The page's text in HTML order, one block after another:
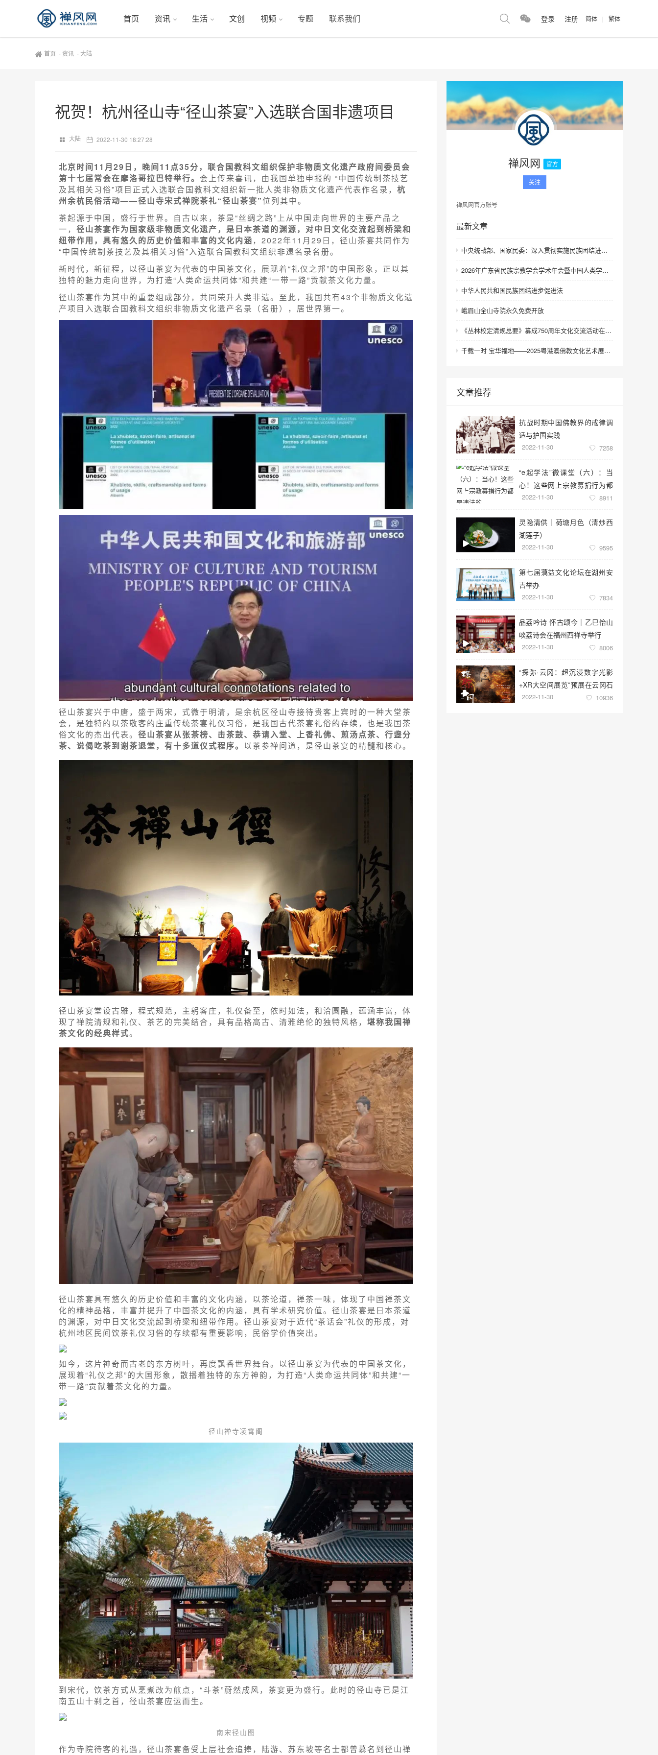
首页 资讯 生活 文创 视频 专题 联系我们 登录 注册 简体 | 繁体
首页 - 资讯 -大陆
祝贺！杭州径山寺“径山茶宴”入选联合国非遗项目
大陆 2022-11-30 18:27:28
北京时间11月29日，晚间11点35分，联合国教科文组织保护非物质文化遗产政府间委员会
第十七届常会在摩洛哥拉巴特举行。 会上传来喜讯，由我国单独申报的 “中国传统制茶技艺
及其相关习俗”项目正式入选联合国教科文组织新一批人类非物质文化遗产代表作名录， 杭
州余杭民俗活动——径山寺宋式禅院茶礼“径山茶宴”位列其中。
茶起源于中国，盛行于世界。自古以来，茶是“丝绸之路”上从中国走向世界的主要产品之
一， 径山茶宴作为国家级非物质文化遗产，是日本茶道的渊源，对中日文化交流起到桥梁和
纽带作用，具有悠久的历史价值和丰富的文化内涵 ，2022年11月29日，径山茶宴共同作为
“中国传统制茶技艺及其相关习俗”入选联合国教科文组织非遗名录名册。
新时代，新征程，以径山茶宴为代表的中国茶文化，展现着“礼仪之邦”的中国形象，正以其
独特的魅力走向世界，为打造“人类命运共同体”和共建“一带一路”贡献茶文化力量。
径山茶宴作为其中的重要组成部分，共同荣升人类非遗。至此，我国共有43个非物质文化遗
产项目入选联合国教科文组织非物质文化遗产名录（名册），居世界第一。
径山茶宴兴于中唐，盛于两宋，式微于明清，是余杭区径山寺接待贵客上宾时的一种大堂茶
会，是独特的以茶敬客的庄重传统茶宴礼仪习俗，是我国古代茶宴礼俗的存续，也是我国茶
俗文化的杰出代表。 径山茶宴从张茶榜、击茶鼓、恭请入堂、上香礼佛、煎汤点茶、行盏分
茶、说偈吃茶到谢茶退堂，有十多道仪式程序。 以茶参禅问道，是径山茶宴的精髓和核心。
径山茶宴堂设古雅，程式规范，主躬客庄，礼仪备至，依时如法，和洽圆融，蕴涵丰富，体
现了禅院清规和礼仪、茶艺的完美结合，具有品格高古、清雅绝伦的独特风格， 堪称我国禅
茶文化的经典样式。
径山茶宴具有悠久的历史价值和丰富的文化内涵，以茶论道，禅茶一味，体现了中国禅茶文
化的精神品格，丰富并提升了中国茶文化的内涵，具有学术研究价值。径山茶宴是日本茶道
的渊源，对中日文化交流起到桥梁和纽带作用。径山茶宴对于近代“茶话会”礼仪的形成，对
杭州地区民间饮茶礼仪习俗的存续都有重要影响，民俗学价值突出。
如今，这片神奇而古老的东方树叶，再度飘香世界舞台。以径山茶宴为代表的中国茶文化，
展现着“礼仪之邦”的大国形象，散播着独特的东方神韵，为打造“人类命运共同体”和共建“一
带一路”贡献着茶文化的力量。
径山禅寺凌霄阁
到宋代，饮茶方式从烹煮改为煎点，“斗茶”蔚然成风，茶宴更为盛行。此时的径山寺已是江
南五山十刹之首，径山茶宴应运而生。
南宋径山图
作为寺院待客的礼遇，径山茶宴备受上层社会追捧，陆游、苏东坡等名士都曾慕名到径山禅
禅风网 官方
关注
禅风网官方账号
最新文章
中央统战部、国家民委：深入贯彻实施民族团结进步促进法 进一步增强中华民族凝聚力向心力
2026年广东省民族宗教学会学术年会暨中国人类学民族学研究会城市民族工作研究专业委员会更名会议在深圳召开
中华人民共和国民族团结进步促进法
峨眉山全山寺院永久免费开放
《丛林校定清规总要》纂成750周年文化交流活动在浙江金华举行
千载一时 宝华福地——2025粤港澳佛教文化艺术展在港澳成功举办
文章推荐
抗战时期中国佛教界的戒律调
适与护国实践
2022-11-30 7258
“e起学法”微课堂（六）：当
心！这些网上宗教募捐行为都
是违法的
2022-11-30 8911
灵隐清供｜​荷塘月色（清炒西
湖莲子）
2022-11-30 9595
第七届蕅益文化论坛在湖州安
吉举办
2022-11-30 7834
品荔吟诗 怀古颂今｜乙巳怡山
啖荔诗会在福州西禅寺举行
2022-11-30 8006
“探弥·云冈：超沉浸数字光影
+XR大空间展览”预展在云冈石
窟云冈美术馆启幕
2022-11-30 10936